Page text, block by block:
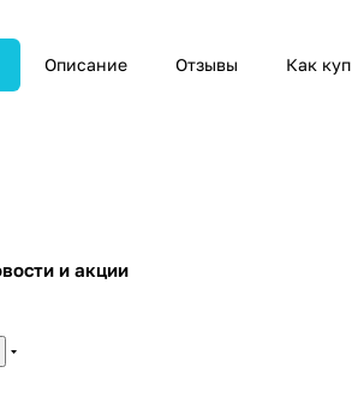
для
Описание Отзывы Как
и акции